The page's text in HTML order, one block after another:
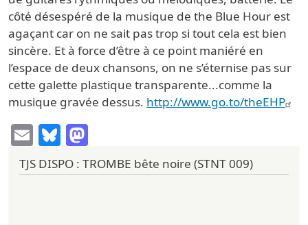
côté désespéré de la musique de the Blue Hour est
agaçant car on ne sait pas trop si tout cela est bien
sincère. Et à force d’être à ce point maniéré en
l’espace de deux chansons, on ne s’éternise pas sur
cette galette plastique transparente...comme la
musique gravée dessus. http://www.go.to/theEHP
EmailBluesky
TJS DISPO : TROMBE bête noire (STNT 009)